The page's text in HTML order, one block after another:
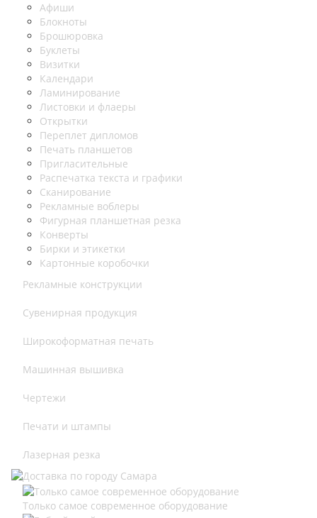
Афиши
Блокноты
Брошюровка
Буклеты
Визитки
Календари
Ламинирование
Листовки и флаеры
Открытки
Переплет дипломов
Печать планшетов
Пригласительные
Распечатка текста и графики
Сканирование
Рекламные воблеры
Фигурная планшетная резка
Конверты
Бирки и этикетки
Картонные коробочки
Рекламные конструкции
Сувенирная продукция
Широкоформатная печать
Машинная вышивка
Чертежи
Печати и штампы
Лазерная резка
Только самое современное оборудование